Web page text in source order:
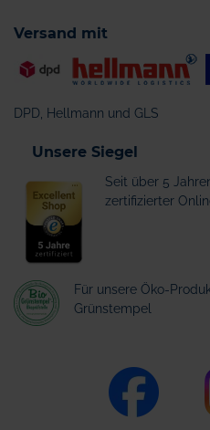
Versand mit
DPD, Hellmann und GLS
Unsere Siegel
Seit über 5
zertifizierter
Für unsere Öko-
Grünstempel